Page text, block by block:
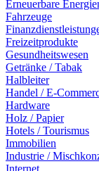
Erneuerbare
Fahrzeuge
Freizeitprodukte
Gesundheitswesen
Getränke / Tabak
Halbleiter
Handel / E-
Hardware
Holz / Papier
Hotels / Tourismus
Immobilien
Industrie /
Internet